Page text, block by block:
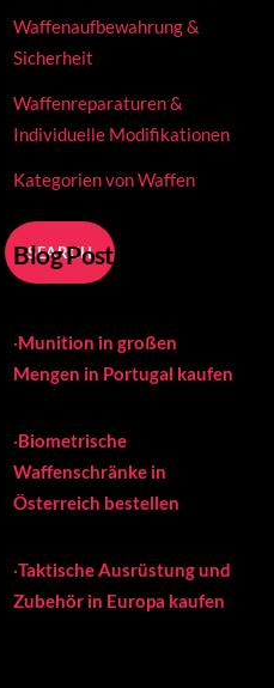
SEARCH
Waffenaufbewahrung &
Sicherheit
Waffenreparaturen &
Individuelle Modifikationen
Kategorien von Waffen
Blog Posts
·Munition in großen
Mengen in Portugal kaufen
·Biometrische
Waffenschränke in
Österreich bestellen
·Taktische Ausrüstung und
Zubehör in Europa kaufen